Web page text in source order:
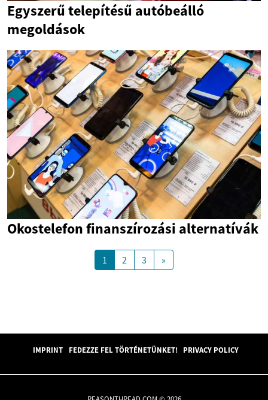
Egyszerű telepítésű autóbeálló
megoldások
Okostelefon finanszírozási alternatívák
1 2 3 »
IMPRINT FEDEZZE FEL TÖRTÉNETÜNKET! PRIVACY POLICY